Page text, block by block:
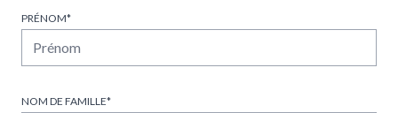
PRÉNOM*
NOM DE FAMILLE*